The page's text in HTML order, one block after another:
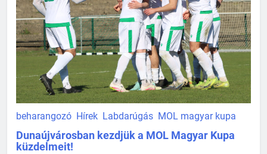
beharangozó Hírek Labdarúgás MOL magyar kupa
Dunaújvárosban kezdjük a MOL Magyar Kupa
küzdelmeit!